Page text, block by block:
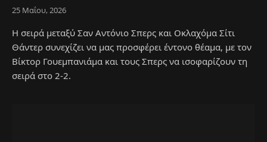
25 Μαΐου, 2026
Η σειρά μεταξύ Σαν Αντόνιο Σπερς και Οκλαχόμα Σίτι
Θάντερ συνεχίζει να μας προσφέρει έντονο θέαμα, με τον
Βίκτορ Γουεμπανιάμα και τους Σπερς να ισοφαρίζουν τη
σειρά στο 2-2.